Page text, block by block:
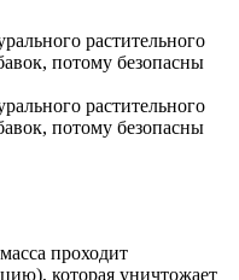
растительного
потому безопасны
растительного
потому безопасны
проходит
которая уничтожает